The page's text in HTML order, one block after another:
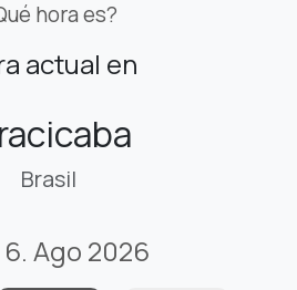
hora es?
actual en
Brasil
Ago 2026